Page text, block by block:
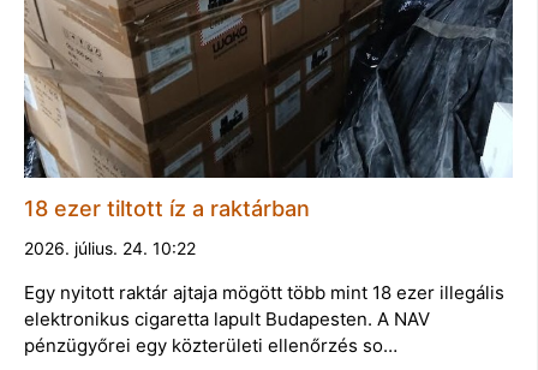
18 ezer tiltott íz a raktárban
2026. július. 24. 10:22
Egy nyitott raktár ajtaja mögött több mint 18 ezer illegális
elektronikus cigaretta lapult Budapesten. A NAV
pénzügyőrei egy közterületi ellenőrzés so…